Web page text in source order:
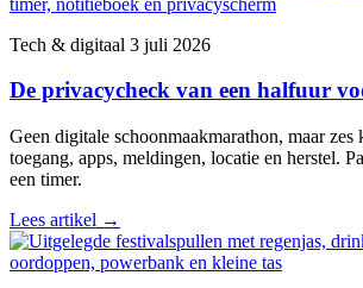
Tech & digitaal 3 juli 2026
De privacycheck van een halfuur
Geen digitale schoonmaakmarathon, maar
toegang, apps, meldingen, locatie en herstel.
een timer.
Lees artikel →